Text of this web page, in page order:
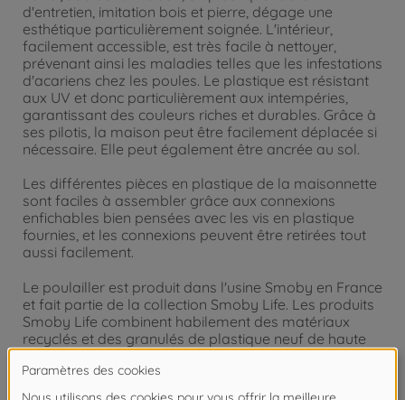
d'entretien, imitation bois et pierre, dégage une
esthétique particulièrement soignée. L'intérieur,
facilement accessible, est très facile à nettoyer,
prévenant ainsi les maladies telles que les infestations
d'acariens chez les poules. Le plastique est résistant
aux UV et donc particulièrement aux intempéries,
garantissant des couleurs riches et durables. Grâce à
ses pilotis, la maison peut être facilement déplacée si
nécessaire. Elle peut également être ancrée au sol.
Les différentes pièces en plastique de la maisonnette
sont faciles à assembler grâce aux connexions
enfichables bien pensées avec les vis en plastique
fournies, et les connexions peuvent être retirées tout
aussi facilement.
Le poulailler est produit dans l'usine Smoby en France
et fait partie de la collection Smoby Life. Les produits
Smoby Life combinent habilement des matériaux
recyclés et des granulés de plastique neuf de haute
qualité. L'objectif premier est la sécurité de nos petits
aventuriers ; un mélange minutieux de matériaux
assure un équilibre parfait entre durabilité et stabilité.